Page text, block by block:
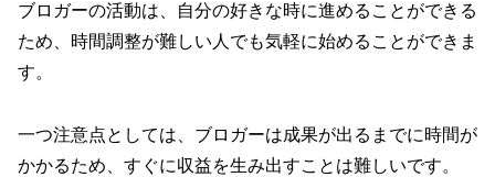
ブロガーの活動は、自分の好きな時に進めることができる
ため、時間調整が難しい人でも気軽に始めることができま
す。
一つ注意点としては、ブロガーは成果が出るまでに時間が
かかるため、すぐに収益を生み出すことは難しいです。